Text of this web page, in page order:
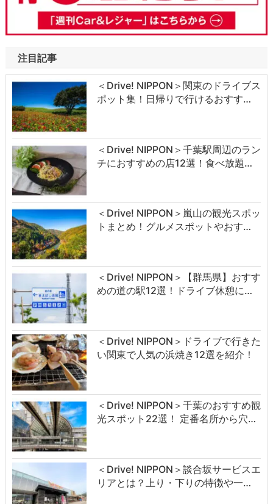
注目記事
＜Drive! NIPPON＞関東のドライブス
ポット集！日帰りで行けるおすす…
＜Drive! NIPPON＞千葉駅周辺のラン
チにおすすめの店12選！食べ放題…
＜Drive! NIPPON＞嵐山の観光スポッ
トまとめ！グルメスポットやおす…
＜Drive! NIPPON＞【群馬県】おすす
めの道の駅12選！ドライブ休憩に…
＜Drive! NIPPON＞ドライブで行きた
い関東で人気の浜焼き12選を紹介！
＜Drive! NIPPON＞千葉のおすすめ観
光スポット22選！ 定番名所から穴…
＜Drive! NIPPON＞談合坂サービスエ
リアとは？上り・下りの特徴や一…